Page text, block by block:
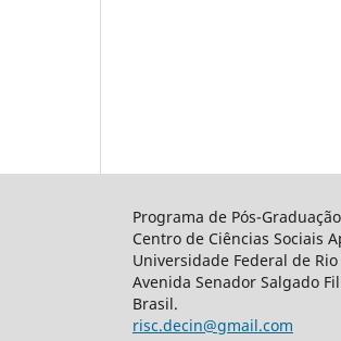
Programa de Pós-
Centro de Ciências Sociais
Universidade Federal de
Avenida Senador Salgado
Brasil.
risc.decin@gmail.com